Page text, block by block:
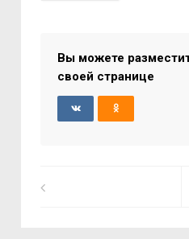
Вы можете
своей странице